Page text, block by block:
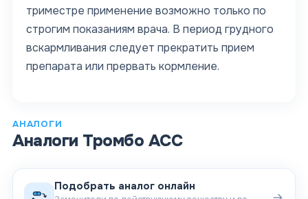
триместре применение возможно только по
строгим показаниям врача. В период грудного
вскармливания следует прекратить прием
препарата или прервать кормление.
АНАЛОГИ
Аналоги Тромбо АСС
Подобрать аналог онлайн